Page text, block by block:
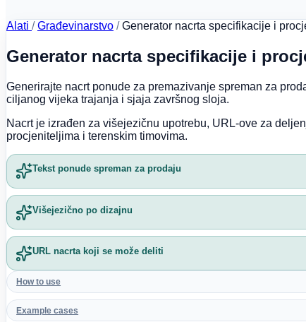
Alati / Građevinarstvo / Generator nacrta specifikacije i
Generator nacrta specifikacije i
Generirajte nacrt ponude za premazivanje spreman za
ciljanog vijeka trajanja i sjaja završnog sloja.
Nacrt je izrađen za višejezičnu upotrebu, URL-ove za
procjeniteljima i terenskim timovima.
Tekst ponude spreman za prodaju
Višejezično po dizajnu
URL nacrta koji se može deliti
How to use
Example cases